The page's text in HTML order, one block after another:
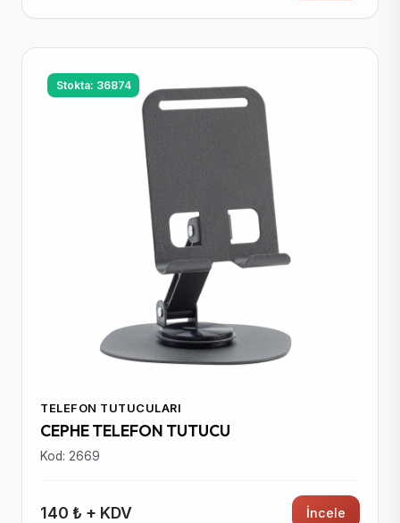
Stokta: 36874
TELEFON TUTUCULARI
CEPHE TELEFON TUTUCU
Kod: 2669
140 ₺ + KDV İncele